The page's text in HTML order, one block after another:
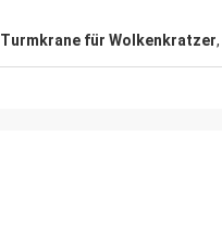
Turmkrane für Wolkenkratzer,